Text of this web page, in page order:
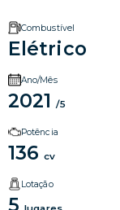
Combustível
Elétrico
Ano/Mês
2021/5
Potência
136cv
Lotação
5